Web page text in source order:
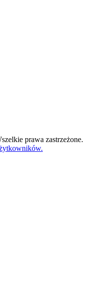
prawa zastrzeżone.